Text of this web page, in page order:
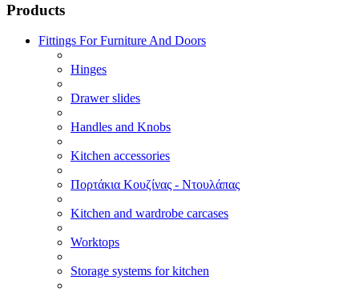
Products
Fittings For Furniture And Doors
Hinges
Drawer slides
Handles and Knobs
Kitchen accessories
Πορτάκια Κουζίνας - Ντουλάπας
Kitchen and wardrobe carcases
Worktops
Storage systems for kitchen